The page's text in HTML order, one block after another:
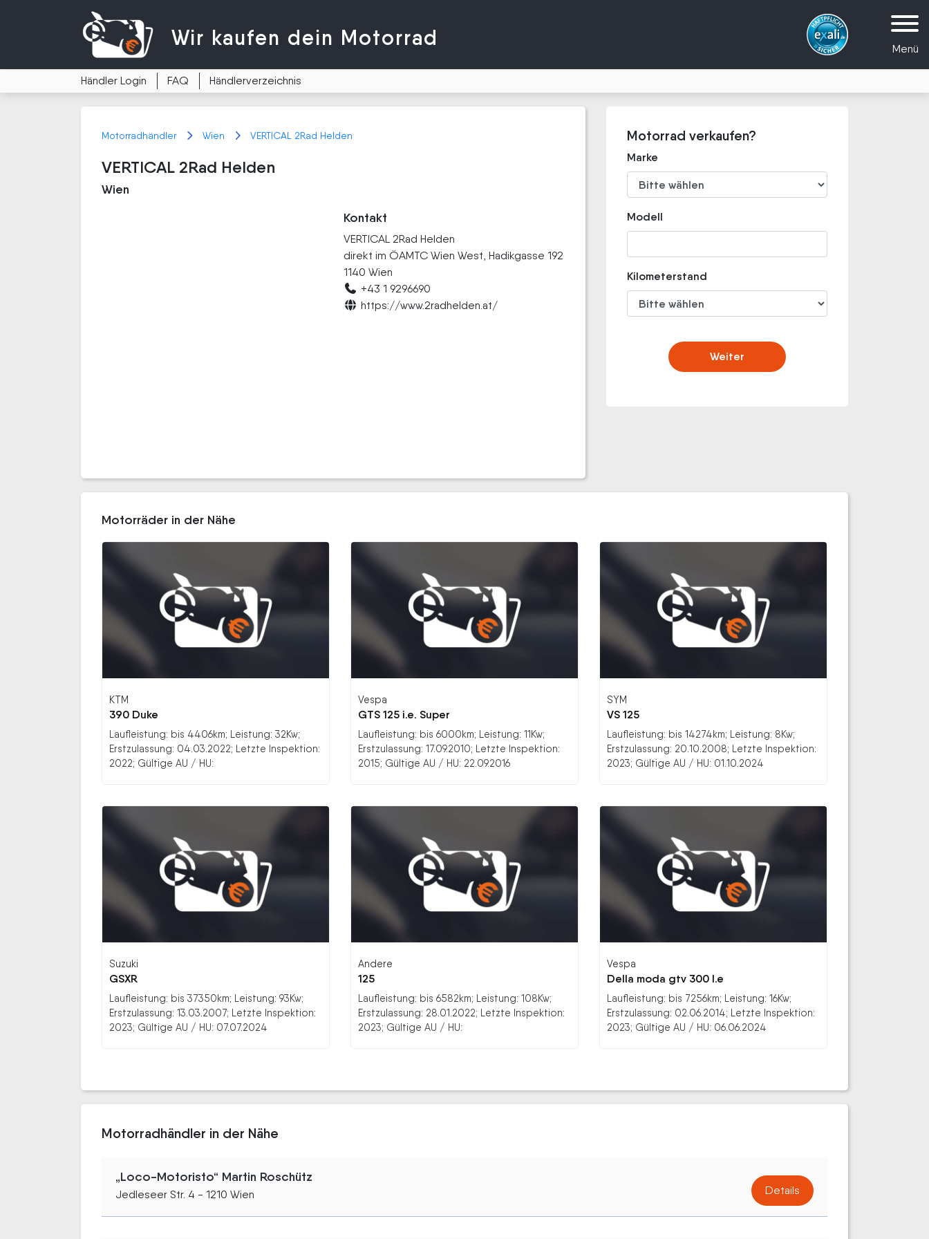
Menü
Wir kaufen dein Motorrad
Händler Login FAQ Händlerverzeichnis
Motorradhändler Wien VERTICAL 2Rad Helden
VERTICAL 2Rad Helden
Wien
Kontakt
VERTICAL 2Rad Helden
direkt im ÖAMTC Wien West, Hadikgasse 192
1140 Wien
+43 1 9296690
https://www.2radhelden.at/
Motorrad verkaufen?
Marke
Modell
Kilometerstand
Weiter
Motorräder in der Nähe
KTM
390 Duke
Laufleistung: bis 4406km; Leistung: 32Kw;
Erstzulassung: 04.03.2022; Letzte Inspektion:
2022; Gültige AU / HU:
Vespa
GTS 125 i.e. Super
Laufleistung: bis 6000km; Leistung: 11Kw;
Erstzulassung: 17.09.2010; Letzte Inspektion:
2015; Gültige AU / HU: 22.09.2016
SYM
VS 125
Laufleistung: bis 14274km; Leistung: 8Kw;
Erstzulassung: 20.10.2008; Letzte Inspektion:
2023; Gültige AU / HU: 01.10.2024
Suzuki
GSXR
Laufleistung: bis 37350km; Leistung: 93Kw;
Erstzulassung: 13.03.2007; Letzte Inspektion:
2023; Gültige AU / HU: 07.07.2024
Andere
125
Laufleistung: bis 6582km; Leistung: 108Kw;
Erstzulassung: 28.01.2022; Letzte Inspektion:
2023; Gültige AU / HU:
Vespa
Della moda gtv 300 l.e
Laufleistung: bis 7256km; Leistung: 16Kw;
Erstzulassung: 02.06.2014; Letzte Inspektion:
2023; Gültige AU / HU: 06.06.2024
Motorradhändler in der Nähe
„Loco-Motoristo“ Martin Roschütz
Jedleseer Str. 4 - 1210 Wien Details